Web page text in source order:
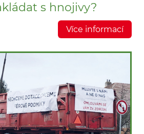
s hnojivy?
Více informací